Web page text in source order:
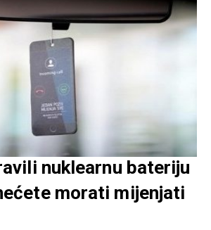
nuklearnu bateriju
morati mijenjati